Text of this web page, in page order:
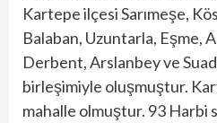
Kartepe ilçesi Sarımeşe,
Balaban, Uzuntarla, Eşme,
Derbent, Arslanbey ve
birleşimiyle oluşmuştur.
mahalle olmuştur. 93 Harbi